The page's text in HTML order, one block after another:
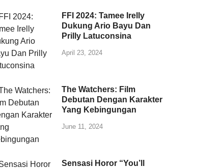
FFI 2024: Tamee Irelly
Dukung Ario Bayu Dan
Prilly Latuconsina
April 23, 2024
The Watchers: Film
Debutan Dengan Karakter
Yang Kebingungan
June 11, 2024
Sensasi Horor “You’ll